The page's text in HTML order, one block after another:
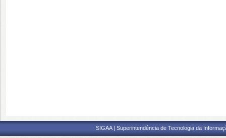
SIGAA | Superintendência de Tecnologia da